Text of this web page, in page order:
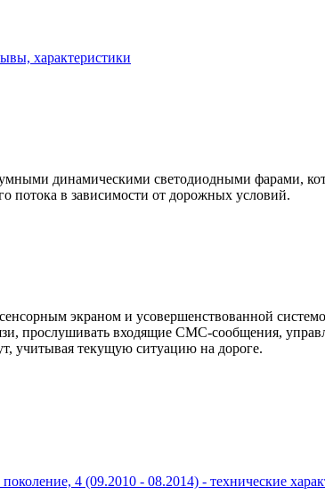
характеристики
динамическими светодиодными фарами,
потока в зависимости от дорожных условий.
экраном и усовершенствованной
прослушивать входящие СМС-сообщения,
учитывая текущую ситуацию на дороге.
4 (09.2010 - 08.2014) - технические